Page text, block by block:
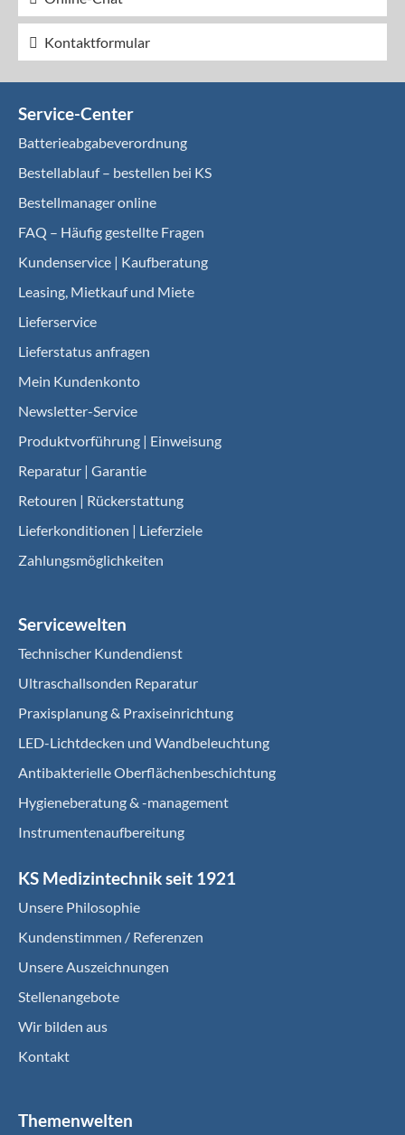
Kontaktformular
Service-Center
Batterieabgabeverordnung
Bestellablauf – bestellen bei KS
Bestellmanager online
FAQ – Häufig gestellte Fragen
Kundenservice | Kaufberatung
Leasing, Mietkauf und Miete
Lieferservice
Lieferstatus anfragen
Mein Kundenkonto
Newsletter-Service
Produktvorführung | Einweisung
Reparatur | Garantie
Retouren | Rückerstattung
Lieferkonditionen | Lieferziele
Zahlungsmöglichkeiten
Servicewelten
Technischer Kundendienst
Ultraschallsonden Reparatur
Praxisplanung & Praxiseinrichtung
LED-Lichtdecken und Wandbeleuchtung
Antibakterielle Oberflächenbeschichtung
Hygieneberatung & -management
Instrumentenaufbereitung
KS Medizintechnik seit 1921
Unsere Philosophie
Kundenstimmen / Referenzen
Unsere Auszeichnungen
Stellenangebote
Wir bilden aus
Kontakt
Themenwelten